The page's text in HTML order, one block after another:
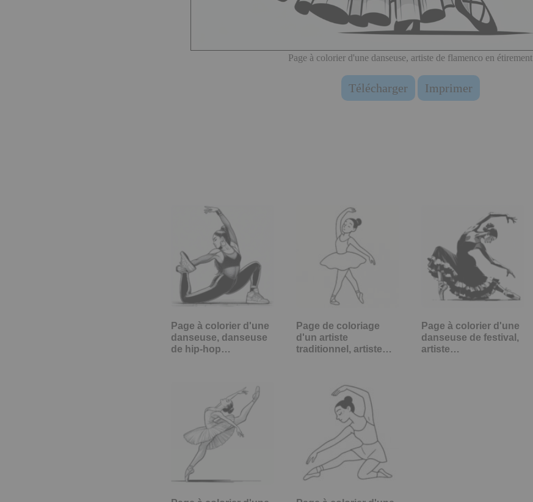
Page à colorier d'une danseuse, artiste de flamenco en étirement
Télécharger Imprimer
Page à colorier d'une
danseuse, danseuse
de hip-hop…
Page de coloriage
d'un artiste
traditionnel, artiste…
Page à colorier d'une
danseuse de festival,
artiste…